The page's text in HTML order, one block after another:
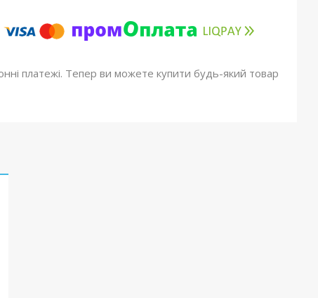
платежі. Тепер ви можете купити будь-який товар